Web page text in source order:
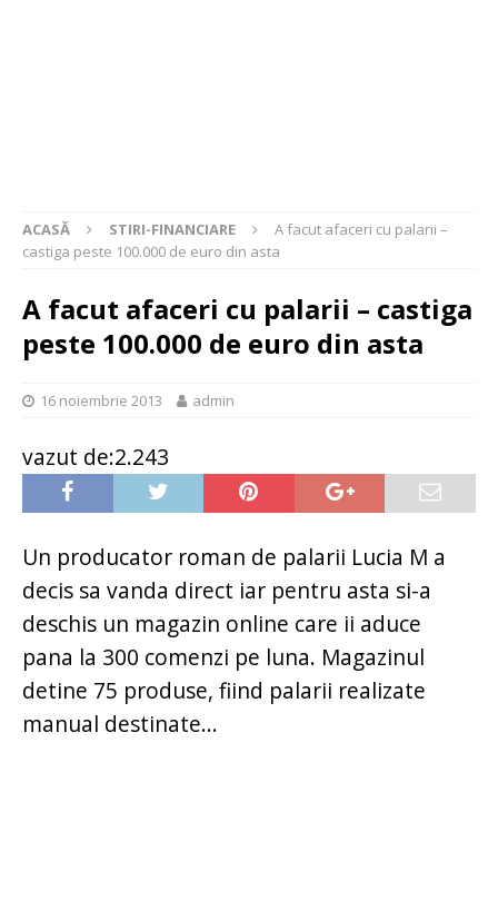
ACASĂ STIRI-FINANCIARE
A facut afaceri cu palarii –
castiga peste 100.000 de euro din asta
A facut afaceri cu palarii – castiga
peste 100.000 de euro din asta
16 noiembrie 2013 admin
vazut de:2.243
Un producator roman de palarii Lucia M a
decis sa vanda direct iar pentru asta si-a
deschis un magazin online care ii aduce
pana la 300 comenzi pe luna. Magazinul
detine 75 produse, fiind palarii realizate
manual destinate...